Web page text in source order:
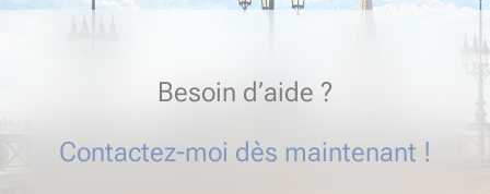
Besoin d’aide ?
Contactez-moi dès maintenant !